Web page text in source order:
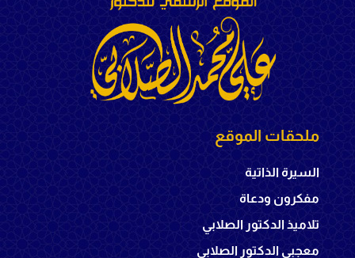
ملحقات الموقع
السيرة الذاتية
مفكرون ودعاة
تلاميذ الدكتور الصلابي
معجبي الدكتور الصلابي